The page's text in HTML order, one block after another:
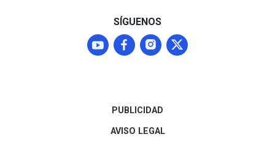
SÍGUENOS
PUBLICIDAD
AVISO LEGAL